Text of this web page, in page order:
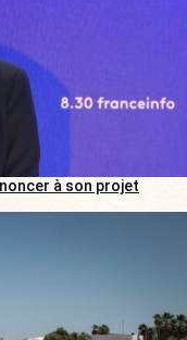
à son projet